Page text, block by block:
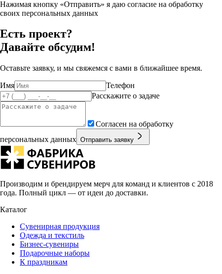
Нажимая кнопку «Отправить» я даю согласие на обработку
своих персональных данных
Есть проект?
Давайте обсудим!
Оставьте заявку, и мы свяжемся с вами в ближайшее время.
Имя
Телефон
Расскажите о задаче
Согласен на обработку
персональных данных Отправить заявку
Производим и брендируем мерч для команд и клиентов с 2018
года. Полный цикл — от идеи до доставки.
Каталог
Сувенирная продукция
Одежда и текстиль
Бизнес-сувениры
Подарочные наборы
К праздникам